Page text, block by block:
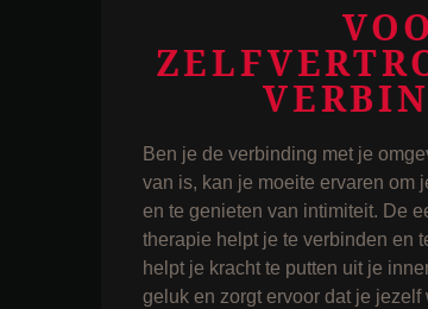
Ben je de verbinding met je
van is, kan je moeite ervaren om
en te genieten van intimiteit. De
therapie helpt je te verbinden en
helpt je kracht te putten uit je
geluk en zorgt ervoor dat je